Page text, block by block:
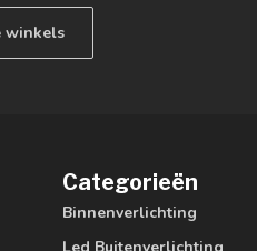
winkels
Categorieën
Binnenverlichting